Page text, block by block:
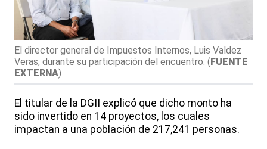
El director general de Impuestos Internos, Luis Valdez
Veras, durante su participación del encuentro. (FUENTE
EXTERNA)
El titular de la DGII explicó que dicho monto ha
sido invertido en 14 proyectos, los cuales
impactan a una población de 217,241 personas.